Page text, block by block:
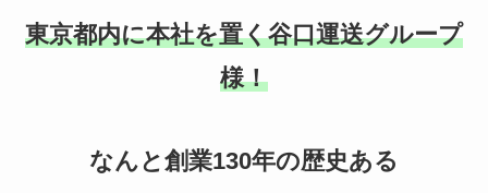
東京都内に本社を置く谷口運送グループ
様！
なんと創業130年の歴史ある